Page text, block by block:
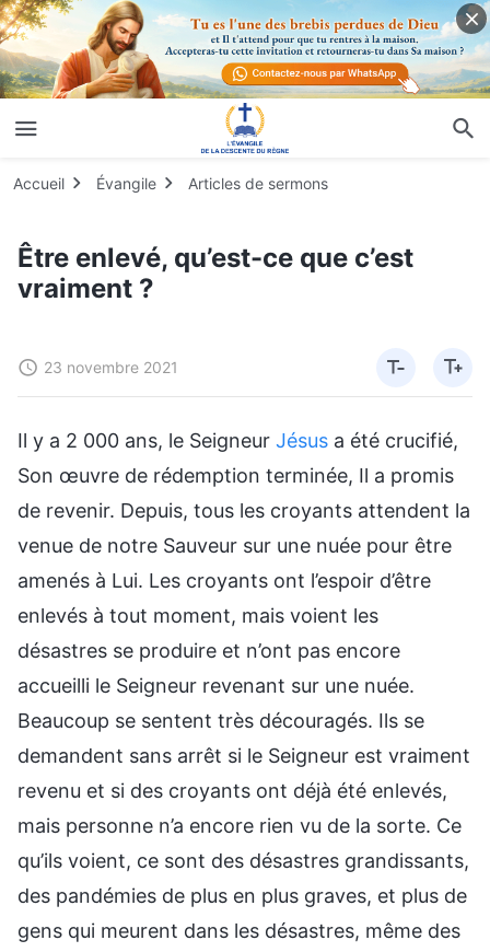
Accueil Évangile Articles de sermons
Être enlevé, qu’est-ce que c’est
vraiment ?
23 novembre 2021
Il y a 2 000 ans, le Seigneur Jésus a été crucifié,
Son œuvre de rédemption terminée, Il a promis
de revenir. Depuis, tous les croyants attendent la
venue de notre Sauveur sur une nuée pour être
amenés à Lui. Les croyants ont l’espoir d’être
enlevés à tout moment, mais voient les
désastres se produire et n’ont pas encore
accueilli le Seigneur revenant sur une nuée.
Beaucoup se sentent très découragés. Ils se
demandent sans arrêt si le Seigneur est vraiment
revenu et si des croyants ont déjà été enlevés,
mais personne n’a encore rien vu de la sorte. Ce
qu’ils voient, ce sont des désastres grandissants,
des pandémies de plus en plus graves, et plus de
gens qui meurent dans les désastres, même des